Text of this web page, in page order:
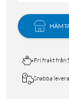
Fri frakt från
Snabba